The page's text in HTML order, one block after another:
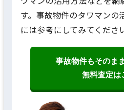
す。事故物件のタワマンの
には参考にしてみてくださ
事故物件もそのま
無料査定は